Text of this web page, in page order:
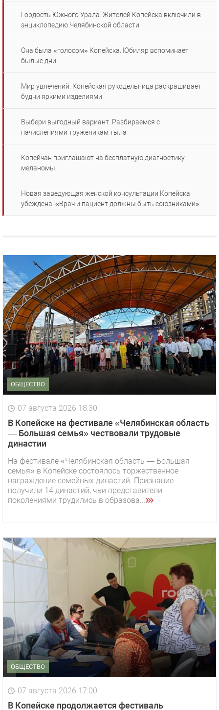
Гордость Южного Урала. Жителей Копейска включили в
энциклопедию Челябинской области
Она была «голосом» Копейска. Юбиляр вспоминает
былые дни
Мир увлечений. Копейская рукодельница раскрашивает
будни яркими изделиями
Выбери выгодный вариант. Разбираемся с
начислениями труженикам тыла
Копейчан приглашают на бесплатную диагностику
меланомы
Новая заведующая женской консультации Копейска
убеждена: «Врач и пациент должны быть союзниками»
ОБЩЕСТВО
07 августа 2026 18:30
В Копейске на фестивале «Челябинская область
— Большая семья» чествовали трудовые
династии
На фестивале «Челябинская область — Большая
семья» в Копейске состоялось торжественное
награждение семейных династий. Признание
получили 14 династий, чьи представители
поколениями трудились в образова...
ОБЩЕСТВО
07 августа 2026 17:00
В Копейске продолжается фестиваль